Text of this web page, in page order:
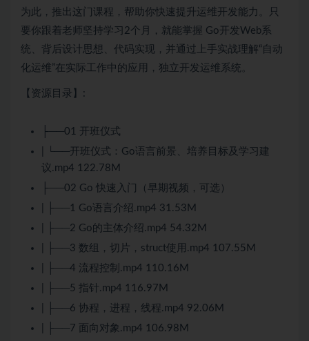
为此，推出这门课程，帮助你快速提升运维开发能力。只
要你跟着老师坚持学习2个月，就能掌握 Go开发Web系
统、背后设计思想、代码实现，并通过上手实战理解“自动
化运维”在实际工作中的应用，独立开发运维系统。
【资源目录】:
├──01 开班仪式
| └──开班仪式：Go语言前景、培养目标及学习建
议.mp4 122.78M
├──02 Go 快速入门（早期视频，可选）
| ├──1 Go语言介绍.mp4 31.53M
| ├──2 Go的主体介绍.mp4 54.32M
| ├──3 数组，切片，struct使用.mp4 107.55M
| ├──4 流程控制.mp4 110.16M
| ├──5 指针.mp4 116.97M
| ├──6 协程，进程，线程.mp4 92.06M
| ├──7 面向对象.mp4 106.98M